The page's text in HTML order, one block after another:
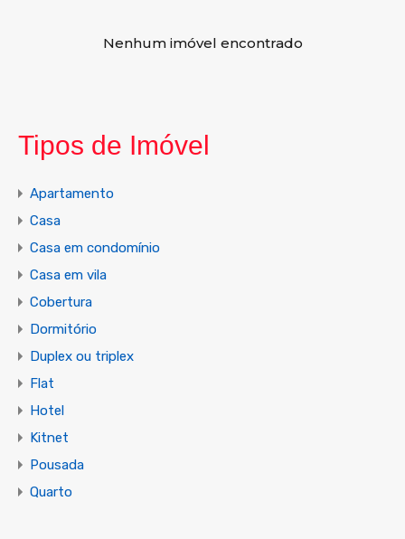
Nenhum imóvel encontrado
Tipos de Imóvel
Apartamento
Casa
Casa em condomínio
Casa em vila
Cobertura
Dormitório
Duplex ou triplex
Flat
Hotel
Kitnet
Pousada
Quarto